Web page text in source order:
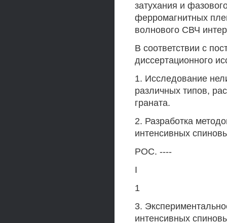
затухания и
ферромагнитных
волнового СВЧ
В соответствии с
диссертационного
1. Исследование
различных типов,
граната.
2. Разработка
интенсивных
РОС. ----
I
1
3.
интенсивных